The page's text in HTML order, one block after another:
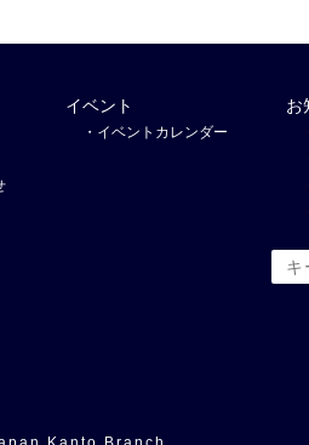
イベント
イベントカレンダー
お